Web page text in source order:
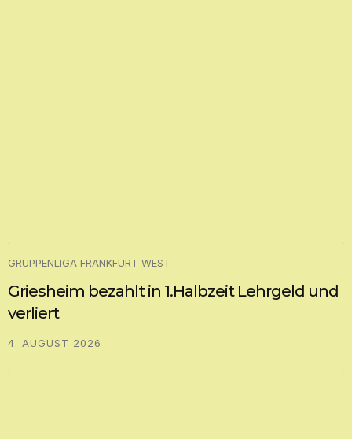
GRUPPENLIGA FRANKFURT WEST
Griesheim bezahlt in 1.Halbzeit Lehrgeld und
verliert
4. AUGUST 2026